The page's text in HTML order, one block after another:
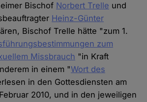
Bischof Norbert Trelle und
Heinz-Günter
Bischof Trelle hätte "zum 1.
zum
Missbrauch "in Kraft
in einem "Wort des
in den Gottesdiensten am
2010, und in den jeweiligen